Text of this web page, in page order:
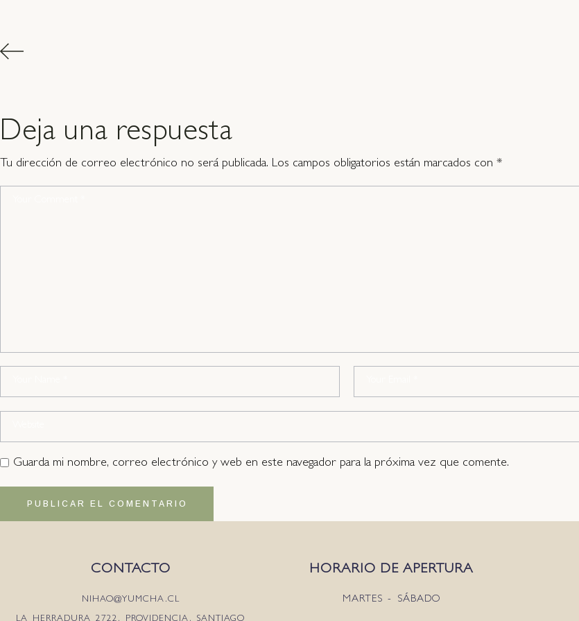
Deja una respuesta
Tu dirección de correo electrónico no será publicada. Los campos obligatorios están marcados con *
Guarda mi nombre, correo electrónico y web en este navegador para la próxima vez que comente.
PUBLICAR EL COMENTARIO
CONTACTO
NIHAO@YUMCHA.CL
HORARIO DE APERTURA
MARTES - SÁBADO